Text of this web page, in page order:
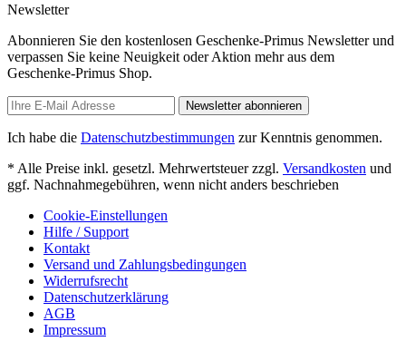
Newsletter
Abonnieren Sie den kostenlosen Geschenke-Primus Newsletter und
verpassen Sie keine Neuigkeit oder Aktion mehr aus dem
Geschenke-Primus Shop.
Newsletter abonnieren
Ich habe die Datenschutzbestimmungen zur Kenntnis genommen.
* Alle Preise inkl. gesetzl. Mehrwertsteuer zzgl. Versandkosten und
ggf. Nachnahmegebühren, wenn nicht anders beschrieben
Cookie-Einstellungen
Hilfe / Support
Kontakt
Versand und Zahlungsbedingungen
Widerrufsrecht
Datenschutzerklärung
AGB
Impressum